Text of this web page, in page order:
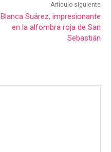
Artículo siguiente
Blanca Suárez, impresionante
en la alfombra roja de San
Sebastián